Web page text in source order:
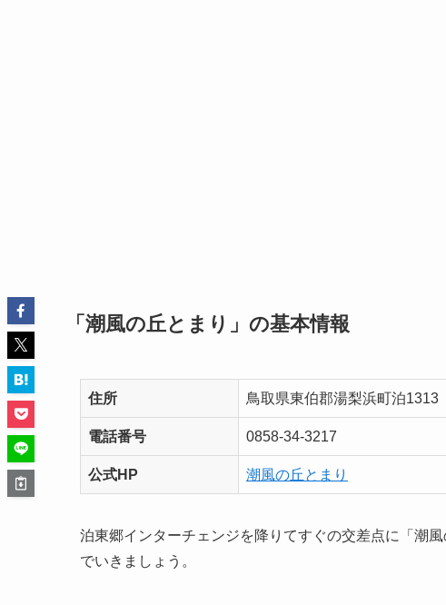
「潮風の丘とまり」の基本情報
住所 鳥取県東伯郡湯梨浜町泊1313
電話番号 0858-34-3217
公式HP 潮風の丘とまり
泊東郷インターチェンジを降りてすぐの交差点に「潮
でいきましょう。